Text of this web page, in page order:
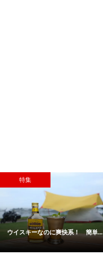
特集
ウイスキーなのに爽快系！ 簡単...